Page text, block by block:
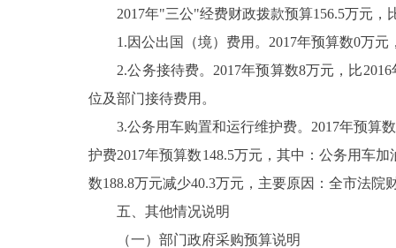
2017年"三公"经费财政拨款预算156.5万元，
1.因公出国（境）费用。2017年预算数0万元
2.公务接待费。2017年预算数8万元，比2016
位及部门接待费用。
3.公务用车购置和运行维护费。2017年预算数
护费2017年预算数148.5万元，其中：公务用车
数188.8万元减少40.3万元，主要原因：全市法
五、其他情况说明
（一）部门政府采购预算说明